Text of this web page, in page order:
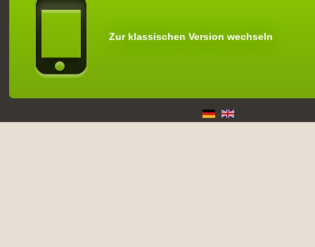
Zur klassischen Version wechseln